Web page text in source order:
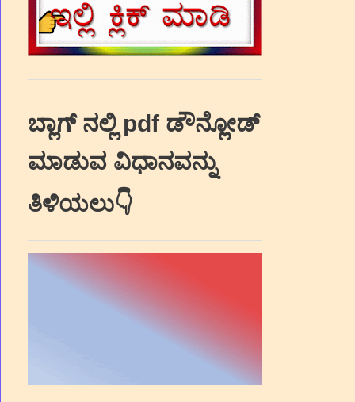
ಬ್ಲಾಗ್‌ ನಲ್ಲಿ pdf ಡೌನ್ಲೋಡ್‌
ಮಾಡುವ ವಿಧಾನವನ್ನು
ತಿಳಿಯಲು👇